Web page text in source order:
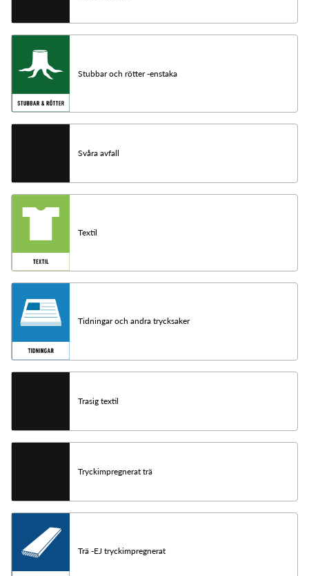
Stubbar och rötter -enstaka
Svåra avfall
Textil
Tidningar och andra trycksaker
Trasig textil
Tryckimpregnerat trä
Trä -EJ tryckimpregnerat